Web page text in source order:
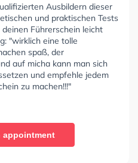
Ausbildern dieser
und praktischen Tests
Führerschein leicht
"wirklich eine tolle
spaß, der
auf micha kann man sich
und empfehle jedem
zu machen!!!"
appointment